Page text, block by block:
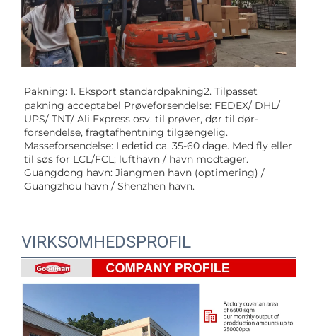
Pakning: 1. Eksport standardpakning2. Tilpasset
pakning acceptabel Prøveforsendelse: FEDEX/ DHL/
UPS/ TNT/ Ali Express osv. til prøver, dør til dør-
forsendelse, fragtafhentning tilgængelig.
Masseforsendelse: Ledetid ca. 35-60 dage. Med fly eller
til søs for LCL/FCL; lufthavn / havn modtager.
Guangdong havn: Jiangmen havn (optimering) /
Guangzhou havn / Shenzhen havn.
VIRKSOMHEDSPROFIL